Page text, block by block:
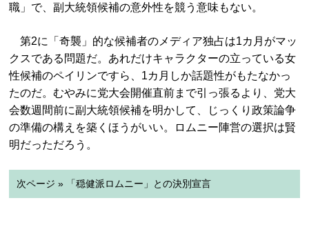
職」で、副大統領候補の意外性を競う意味もない。
第2に「奇襲」的な候補者のメディア独占は1カ月がマッ
クスである問題だ。あれだけキャラクターの立っている女
性候補のペイリンですら、1カ月しか話題性がもたなかっ
たのだ。むやみに党大会開催直前まで引っ張るより、党大
会数週間前に副大統領候補を明かして、じっくり政策論争
の準備の構えを築くほうがいい。ロムニー陣営の選択は賢
明だっただろう。
次ページ » 「穏健派ロムニー」との決別宣言